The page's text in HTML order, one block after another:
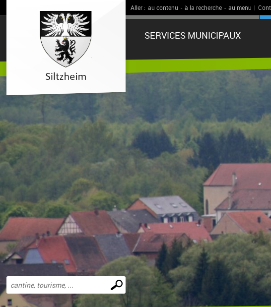
Aller : au contenu - à la recherche - au menu |
SERVICES MUNICIPAUX
Effectuer
une
recherche